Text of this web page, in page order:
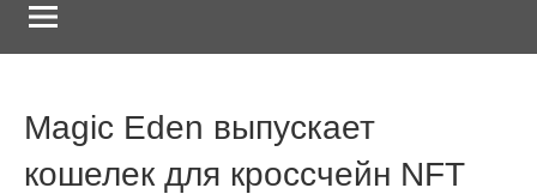
Magic Eden выпускает
кошелек для кроссчейн NFT